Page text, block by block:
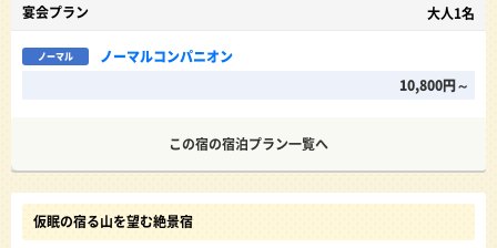
宴会プラン 大人1名
ノーマル
ノーマルコンパニオン
10,800円～
この宿の宿泊プラン一覧へ
仮眠の宿る山を望む絶景宿